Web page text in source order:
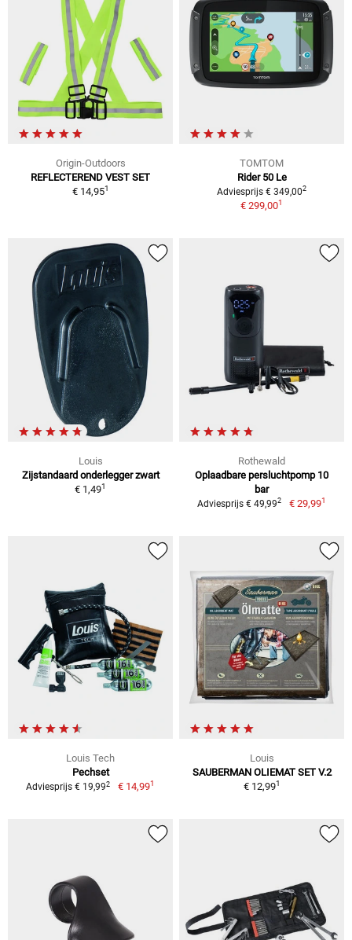
Origin-Outdoors
REFLECTEREND VEST SET
€ 14,951
TOMTOM
Rider 50 Le
Adviesprijs € 349,002
€ 299,001
Louis
Zijstandaard onderlegger zwart
€ 1,491
Rothewald
Oplaadbare persluchtpomp 10
bar
Adviesprijs € 49,992 € 29,991
Louis Tech
Pechset
Adviesprijs € 19,992 € 14,991
Louis
SAUBERMAN OLIEMAT SET V.2
€ 12,991